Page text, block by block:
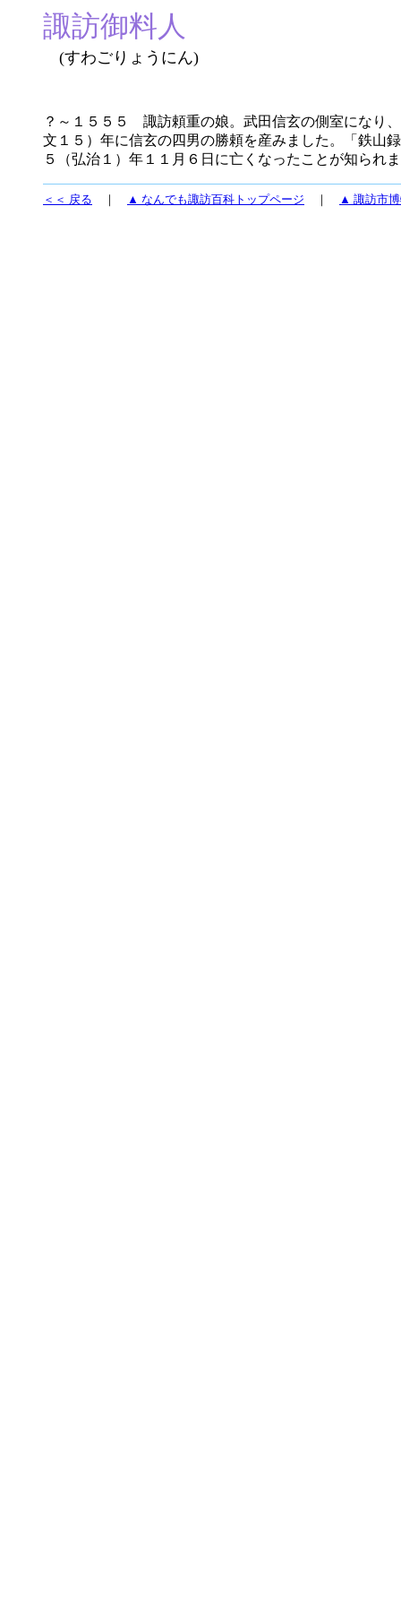
諏訪御料人
(すわごりょうにん)
？～１５５５ 諏訪頼重の娘。武田信玄の側室になり
文１５）年に信玄の四男の勝頼を産みました。「鉄山
５（弘治１）年１１月６日に亡くなったことが知られ
＜＜ 戻る ｜ ▲ なんでも諏訪百科トップページ ｜ ▲ 諏訪市